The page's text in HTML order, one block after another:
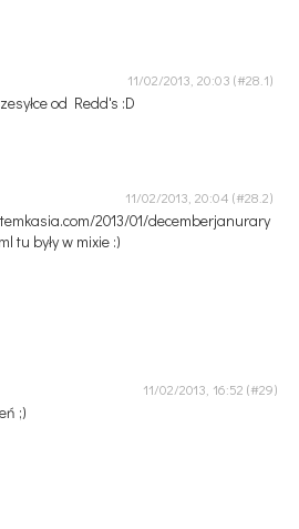
11/02/2013, 20:03
od Redd's :D
11/02/2013, 20:04
2013/01/decemberjanurary
tu były w mixie :)
11/02/2013, 16:52
;)